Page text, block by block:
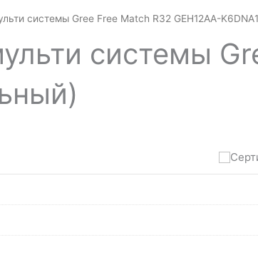
системы Gree Free Match R32 GEH12AA-
системы